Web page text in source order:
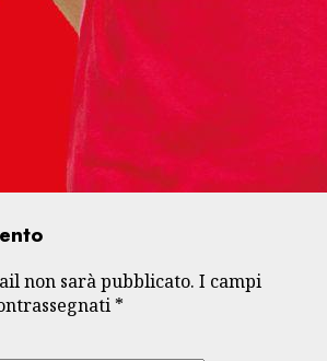
non sarà pubblicato. I campi
*